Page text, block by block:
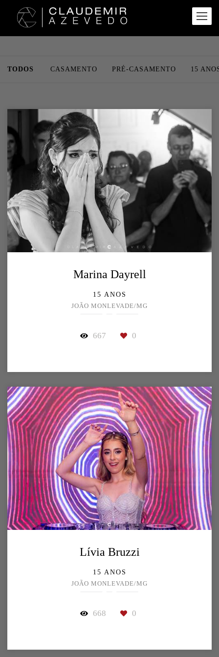
TODOS CASAMENTO PRÉ-CASAMENTO 15
Marina Dayrell
15 ANOS
JOÃO MONLEVADE/MG
667 0
Lívia Bruzzi
15 ANOS
JOÃO MONLEVADE/MG
668 0